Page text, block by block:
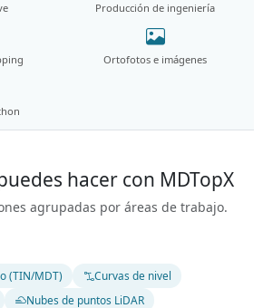
Producción de ingeniería
Ortofotos e imágenes
hacer con MDTopX
agrupadas por áreas de trabajo.
(TIN/MDT)
Curvas de nivel
Nubes de puntos LiDAR